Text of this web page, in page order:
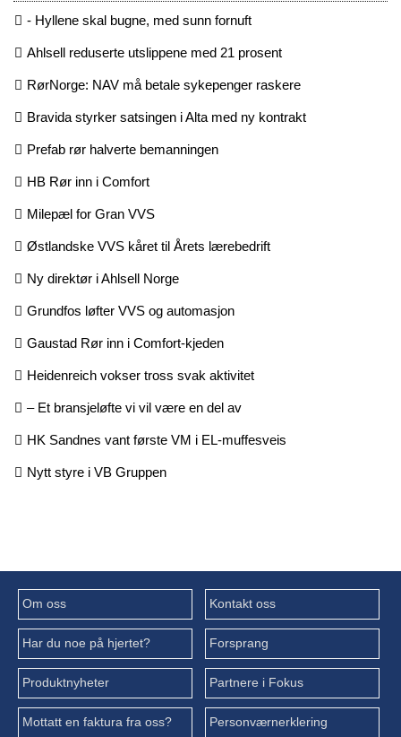
- Hyllene skal bugne, med sunn fornuft
Ahlsell reduserte utslippene med 21 prosent
RørNorge: NAV må betale sykepenger raskere
Bravida styrker satsingen i Alta med ny kontrakt
Prefab rør halverte bemanningen
HB Rør inn i Comfort
Milepæl for Gran VVS
Østlandske VVS kåret til Årets lærebedrift
Ny direktør i Ahlsell Norge
Grundfos løfter VVS og automasjon
Gaustad Rør inn i Comfort-kjeden
Heidenreich vokser tross svak aktivitet
– Et bransjeløfte vi vil være en del av
HK Sandnes vant første VM i EL-muffesveis
Nytt styre i VB Gruppen
Om oss Kontakt oss
Har du noe på hjertet? Forsprang
Produktnyheter Partnere i Fokus
Mottatt en faktura fra oss? Personværnerklering